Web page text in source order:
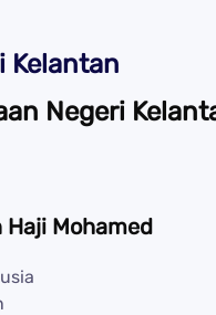
Kelantan
Negeri
Haji Mohamed